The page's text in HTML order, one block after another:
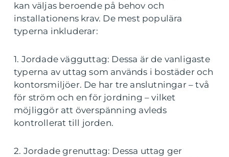
kan väljas beroende på behov och
installationens krav. De mest populära
typerna inkluderar:
1. Jordade vägguttag: Dessa är de vanligaste
typerna av uttag som används i bostäder och
kontorsmiljöer. De har tre anslutningar – två
för ström och en för jordning – vilket
möjliggör att överspänning avleds
kontrollerat till jorden.
2. Jordade grenuttag: Dessa uttag ger